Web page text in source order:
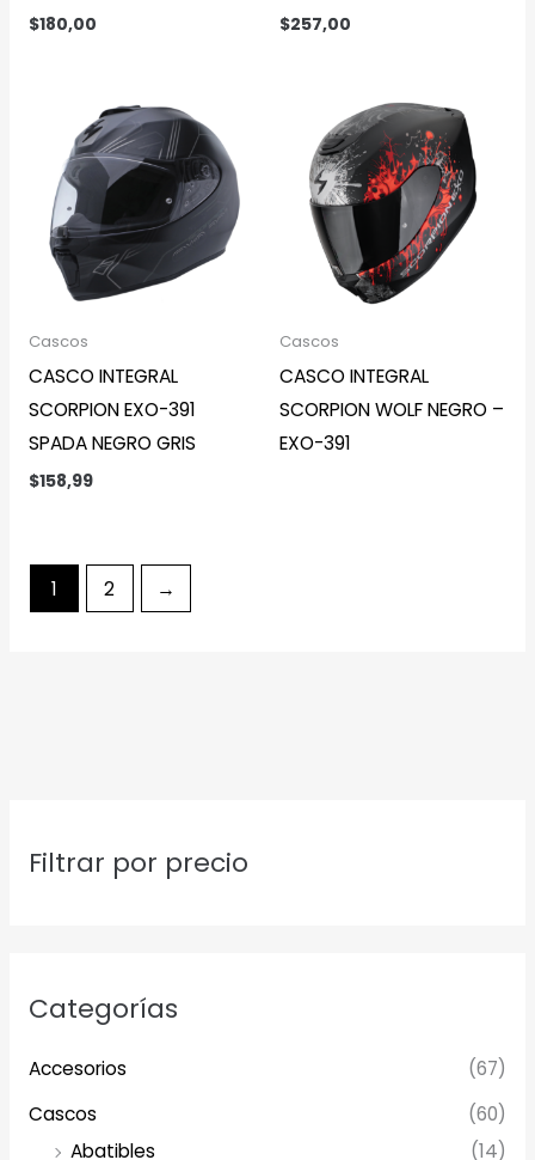
Filtrar por precio
Categorías
Accesorios
(67)
Cascos
(60)
Abatibles
(14)
$180,00 $257,00
Cascos
CASCO INTEGRAL
SCORPION EXO-391
SPADA NEGRO GRIS
$158,99
Cascos
CASCO INTEGRAL
SCORPION WOLF NEGRO –
EXO-391
1 2 →